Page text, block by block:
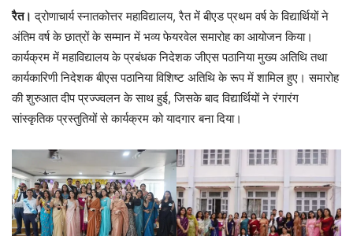
रैत। द्रोणाचार्य स्नातकोत्तर महाविद्यालय, रैत में बीएड प्रथम वर्ष के विद्यार्थियों ने
अंतिम वर्ष के छात्रों के सम्मान में भव्य फेयरवेल समारोह का आयोजन किया।
कार्यक्रम में महाविद्यालय के प्रबंधक निदेशक जीएस पठानिया मुख्य अतिथि तथा
कार्यकारिणी निदेशक बीएस पठानिया विशिष्ट अतिथि के रूप में शामिल हुए। समारोह
की शुरुआत दीप प्रज्ज्वलन के साथ हुई, जिसके बाद विद्यार्थियों ने रंगारंग
सांस्कृतिक प्रस्तुतियों से कार्यक्रम को यादगार बना दिया।